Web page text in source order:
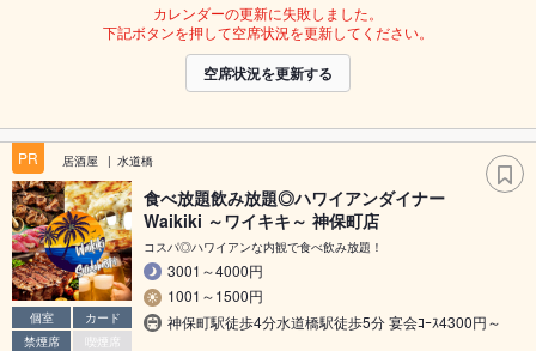
カレンダーの更新に失敗しました。
下記ボタンを押して空席状況を更新してください。
空席状況を更新する
PR 居酒屋 水道橋
個室
カード
禁煙席
喫煙席
食べ放題飲み放題◎ハワイアンダイナー
Waikiki ～ワイキキ～ 神保町店
コスパ◎ハワイアンな内観で食べ飲み放題！
3001～4000円
1001～1500円
神保町駅徒歩4分水道橋駅徒歩5分 宴会ｺｰｽ4300円～